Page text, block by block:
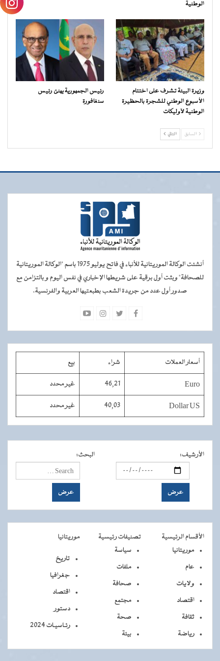
الوطنية
وزيرة البيئة تشرف على اختتام
الأسبوع الوطني للشجرة بالحظيرة
الوطنية لآوليكات
رئيس الجمهورية يهنئ رئيس
سنغافورة
السابق التالي
أنشئت الوكالة الموريتانية للأنباء في فاتح يوليو 1975 باسم "الوكالة الموريتانية
للصحافة" وبثت أول برقية على شريطها الإخباري في نفس اليوم و بالتزامن مع
صدور أول عدد من جريدة الشعب بطبعتيها العربية والفرنسية.
أسعار العملات شراء بيع
Euro
46,21 غير محدد
Dollar US
40,03 غير محدد
الأرشيف: البحث:
الأقسام الرئيسية تصنيفات رئيسية
موريتانيا
موريتانيا
عام
ولايات
اقتصاد
ثقافة
رياضة
سياسة
ملفات
صحافة
مجتمع
صحة
بيئة
تاريخ
جغرافيا
اقتصاد
دستور
رئـاسيـات 2024